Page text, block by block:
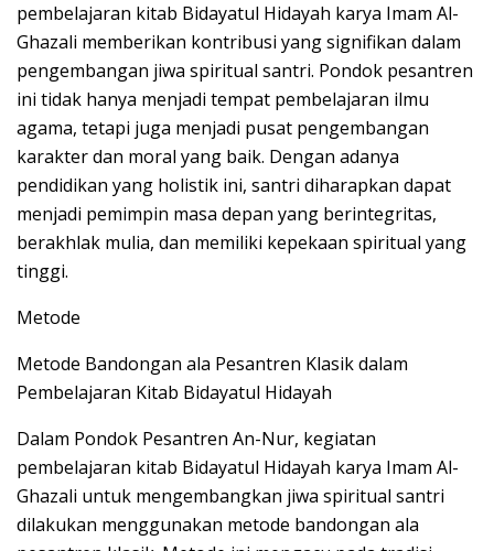
pembelajaran kitab Bidayatul Hidayah karya Imam Al-
Ghazali memberikan kontribusi yang signifikan dalam
pengembangan jiwa spiritual santri. Pondok pesantren
ini tidak hanya menjadi tempat pembelajaran ilmu
agama, tetapi juga menjadi pusat pengembangan
karakter dan moral yang baik. Dengan adanya
pendidikan yang holistik ini, santri diharapkan dapat
menjadi pemimpin masa depan yang berintegritas,
berakhlak mulia, dan memiliki kepekaan spiritual yang
tinggi.
Metode
Metode Bandongan ala Pesantren Klasik dalam
Pembelajaran Kitab Bidayatul Hidayah
Dalam Pondok Pesantren An-Nur, kegiatan
pembelajaran kitab Bidayatul Hidayah karya Imam Al-
Ghazali untuk mengembangkan jiwa spiritual santri
dilakukan menggunakan metode bandongan ala